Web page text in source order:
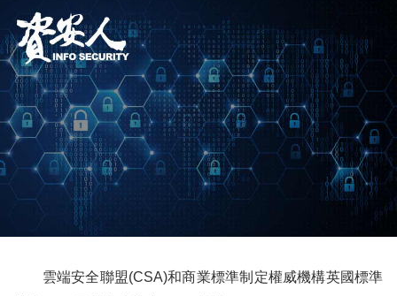
雲端安全聯盟(CSA)和商業標準制定權威機構英國標準